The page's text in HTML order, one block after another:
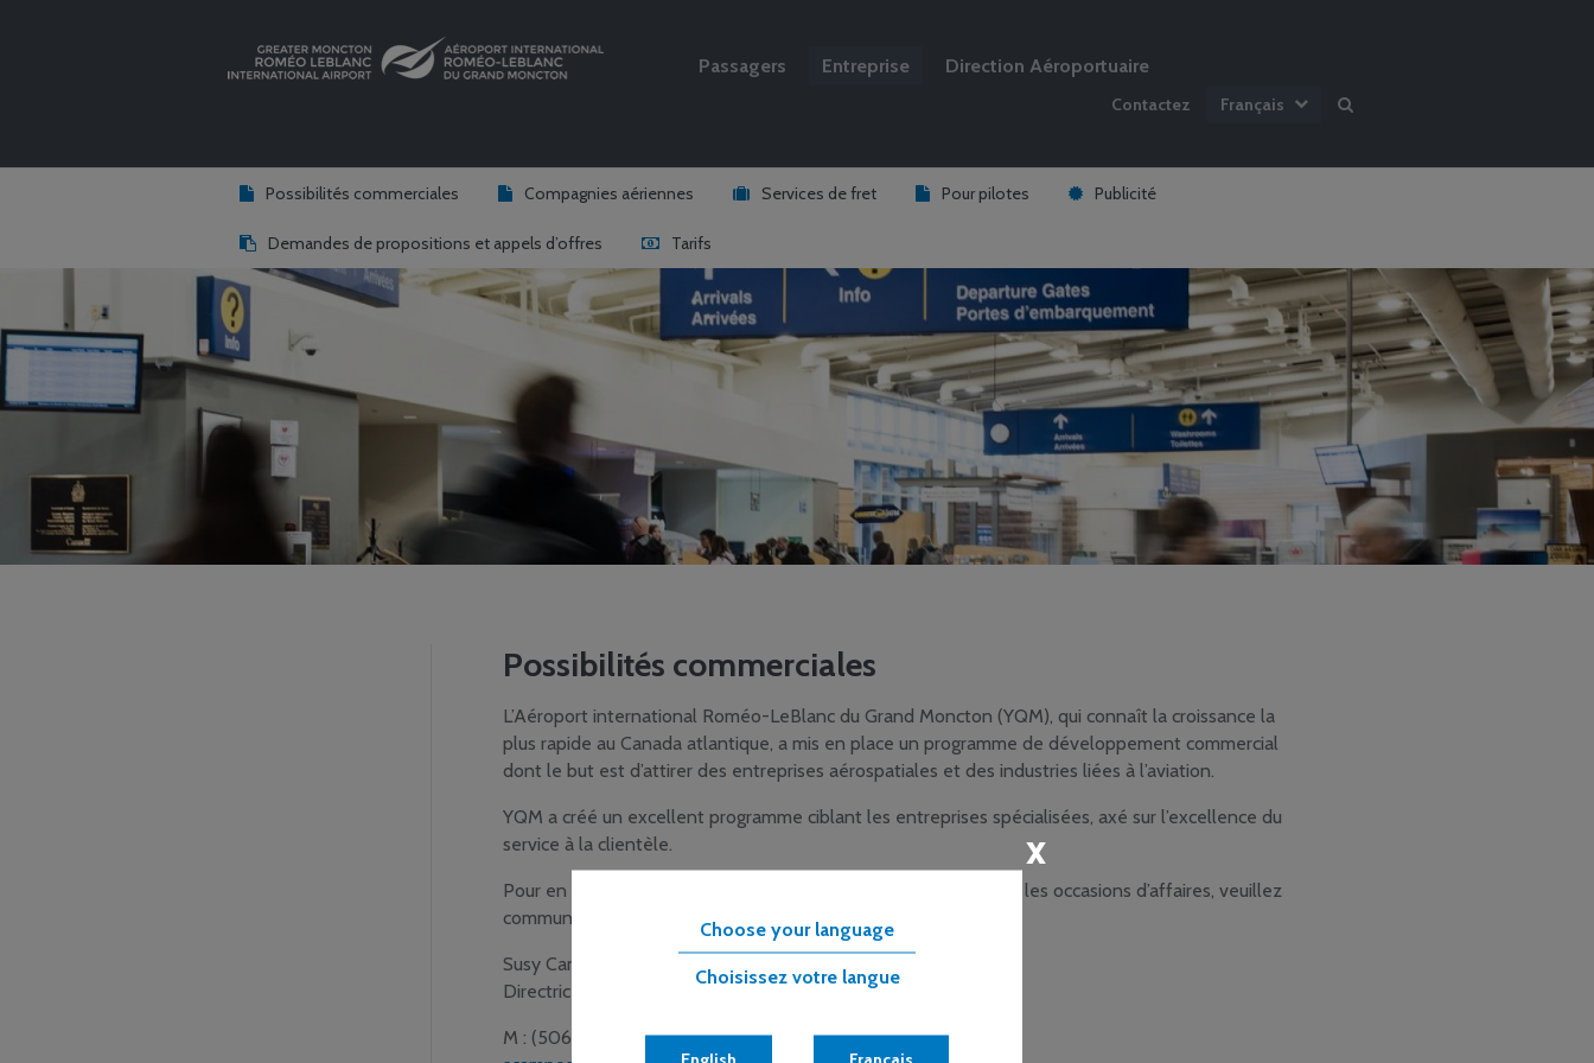
Choose your language
Choisissez votre langue
English Français
x
Passagers Entreprise Direction Aéroportuaire
Contactez Français
Possibilités commerciales Compagnies aériennes Services de fret Pour pilotes Publicité
Demandes de propositions et appels d’offres Tarifs
Possibilités commerciales
L’Aéroport international Roméo-LeBlanc du Grand Moncton (YQM), qui connaît la croissance la
plus rapide au Canada atlantique, a mis en place un programme de développement commercial
dont le but est d’attirer des entreprises aérospatiales et des industries liées à l’aviation.
YQM a créé un excellent programme ciblant les entreprises spécialisées, axé sur l’excellence du
service à la clientèle.
Pour en savoir plus sur les possibilités de location de terrains et les occasions d’affaires, veuillez
communiquer avec nous à :
Susy Campos
Directrice du développement commercial
M : (506)
269-5053